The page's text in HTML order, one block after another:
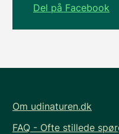
Del på Facebook
Om udinaturen.dk
FAQ - Ofte stillede